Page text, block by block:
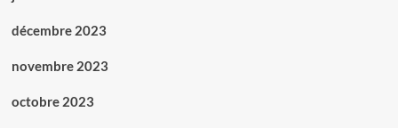
décembre 2023
novembre 2023
octobre 2023